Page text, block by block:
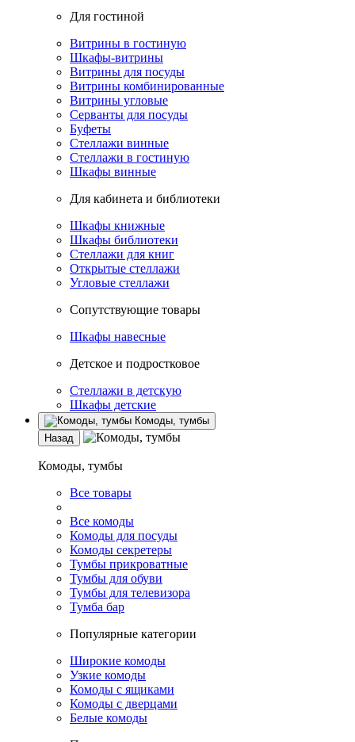
Для гостиной
Витрины в гостиную
Шкафы-витрины
Витрины для посуды
Витрины комбинированные
Витрины угловые
Серванты для посуды
Буфеты
Стеллажи винные
Стеллажи в гостиную
Шкафы винные
Для кабинета и библиотеки
Шкафы книжные
Шкафы библиотеки
Стеллажи для книг
Открытые стеллажи
Угловые стеллажи
Сопутствующие товары
Шкафы навесные
Детское и подростковое
Стеллажи в детскую
Шкафы детские
Комоды, тумбы
Назад
Комоды, тумбы
Все товары
Все комоды
Комоды для посуды
Комоды секретеры
Тумбы прикроватные
Тумбы для обуви
Тумбы для телевизора
Тумба бар
Популярные категории
Широкие комоды
Узкие комоды
Комоды с ящиками
Комоды с дверцами
Белые комоды